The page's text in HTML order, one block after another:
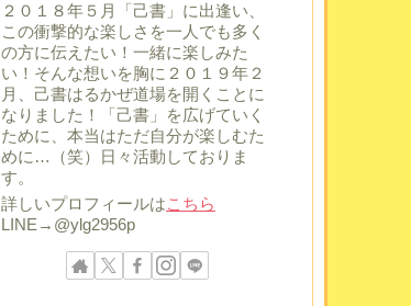
２０１８年５月「己書」に出逢い、
この衝撃的な楽しさを一人でも多く
の方に伝えたい！一緒に楽しみた
い！そんな想いを胸に２０１９年２
月、己書はるかぜ道場を開くことに
なりました！「己書」を広げていく
ために、本当はただ自分が楽しむた
めに…（笑）日々活動しておりま
す。
詳しいプロフィールはこちら
LINE→@ylg2956p